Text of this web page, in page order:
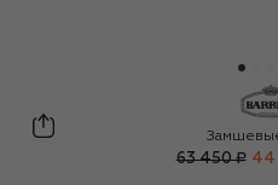
Barrett
63 450 ₽ 44